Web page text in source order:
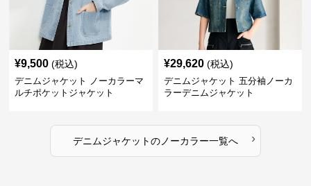
¥9,500 (税込)
デニムジャケット ノーカラーマ
ルチポケットジャケット
¥29,620 (税込)
デニムジャケット 五分袖ノーカ
ラーデニムジャケット
デニムジャケットのノーカラー一覧へ ›